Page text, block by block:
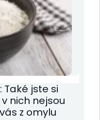
Také jste si
nich nejsou
z omylu